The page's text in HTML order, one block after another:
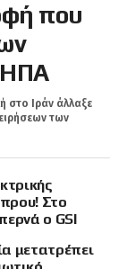
που
ΗΠΑ
στο Ιράν άλλαξε
των
Στο
ο GSI
μετατρέπει